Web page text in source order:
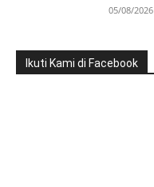
05/08/2026
Ikuti Kami di Facebook